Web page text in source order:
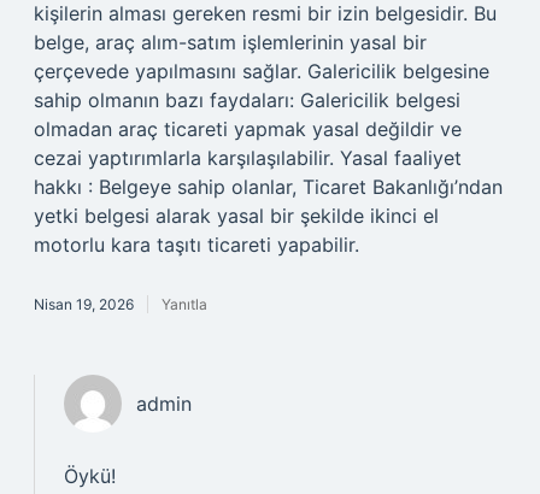
kişilerin alması gereken resmi bir izin belgesidir. Bu
belge, araç alım-satım işlemlerinin yasal bir
çerçevede yapılmasını sağlar. Galericilik belgesine
sahip olmanın bazı faydaları: Galericilik belgesi
olmadan araç ticareti yapmak yasal değildir ve
cezai yaptırımlarla karşılaşılabilir. Yasal faaliyet
hakkı : Belgeye sahip olanlar, Ticaret Bakanlığı’ndan
yetki belgesi alarak yasal bir şekilde ikinci el
motorlu kara taşıtı ticareti yapabilir.
Nisan 19, 2026 Yanıtla
admin
Öykü!